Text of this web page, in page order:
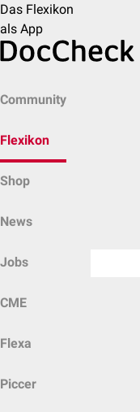
Das Flexikon
als App
Community
Flexikon
Shop
News
Jobs
CME
Flexa
Piccer